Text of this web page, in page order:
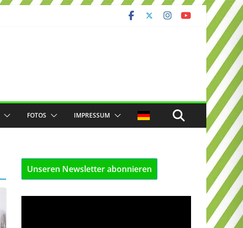
FOTOS IMPRESSUM
Unseren Newsletter abonnieren